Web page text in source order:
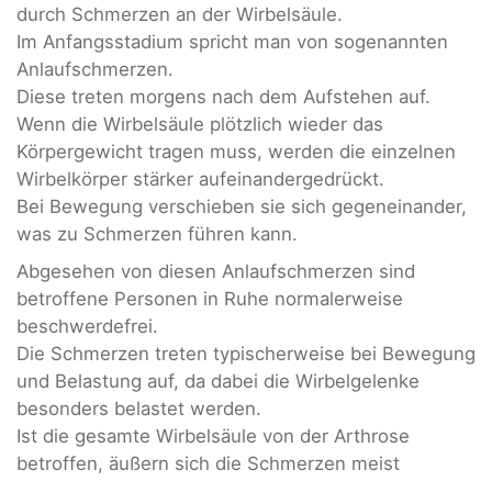
durch Schmerzen an der Wirbelsäule.
Im Anfangsstadium spricht man von sogenannten
Anlaufschmerzen.
Diese treten morgens nach dem Aufstehen auf.
Wenn die Wirbelsäule plötzlich wieder das
Körpergewicht tragen muss, werden die einzelnen
Wirbelkörper stärker aufeinandergedrückt.
Bei Bewegung verschieben sie sich gegeneinander,
was zu Schmerzen führen kann.
Abgesehen von diesen Anlaufschmerzen sind
betroffene Personen in Ruhe normalerweise
beschwerdefrei.
Die Schmerzen treten typischerweise bei Bewegung
und Belastung auf, da dabei die Wirbelgelenke
besonders belastet werden.
Ist die gesamte Wirbelsäule von der Arthrose
betroffen, äußern sich die Schmerzen meist